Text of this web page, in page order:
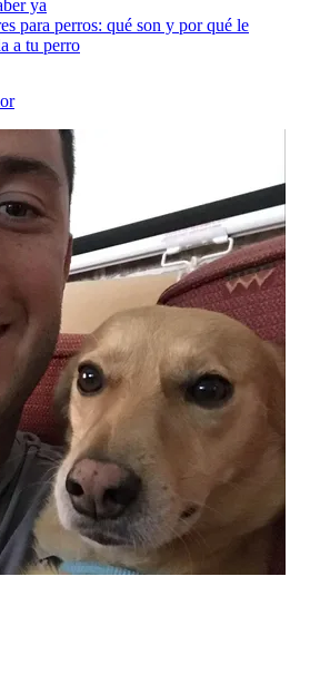
ya
para perros: qué son y por qué le
a tu perro